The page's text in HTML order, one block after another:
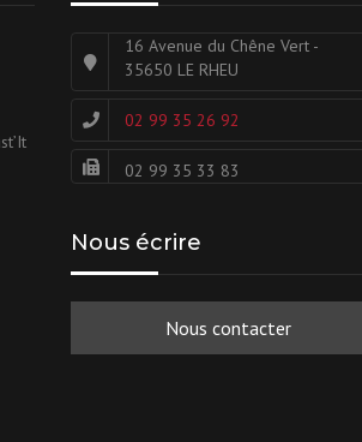
16 Avenue du Chêne Vert -
35650 LE RHEU
02 99 35 26 92
02 99 35 33 83
Nous écrire
Nous contacter